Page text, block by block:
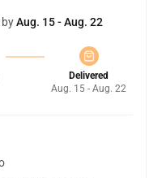
Aug. 15 - Aug. 22
Delivered
Aug. 15 - Aug. 22